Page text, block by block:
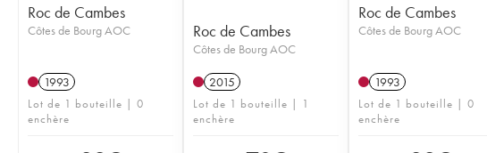
Roc de Cambes
Côtes de Bourg AOC
1993
Lot de 1 bouteille | 0
enchère
Roc de Cambes
Côtes de Bourg AOC
2015
Lot de 1 bouteille | 1
enchère
Roc de Cambes
Côtes de Bourg AOC
1993
Lot de 1 bouteille | 0
enchère